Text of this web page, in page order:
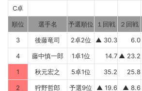
C卓
順位 選手名 予選順位 １回戦 ２回戦
3 後藤竜司 2卓2位 ▲ 30.3 6.0
4 藤中慎一郎 1卓1位 14.7 ▲ 23.2
1 秋元宏之 5卓1位 35.2 25.8
2 狩野哲郎 予選9位 ▲ 19.6 ▲ 8.6